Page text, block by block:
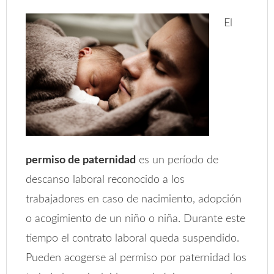
El
permiso de paternidad es un período de
descanso laboral reconocido a los
trabajadores en caso de nacimiento, adopción
o acogimiento de un niño o niña. Durante este
tiempo el contrato laboral queda suspendido.
Pueden acogerse al permiso por paternidad los